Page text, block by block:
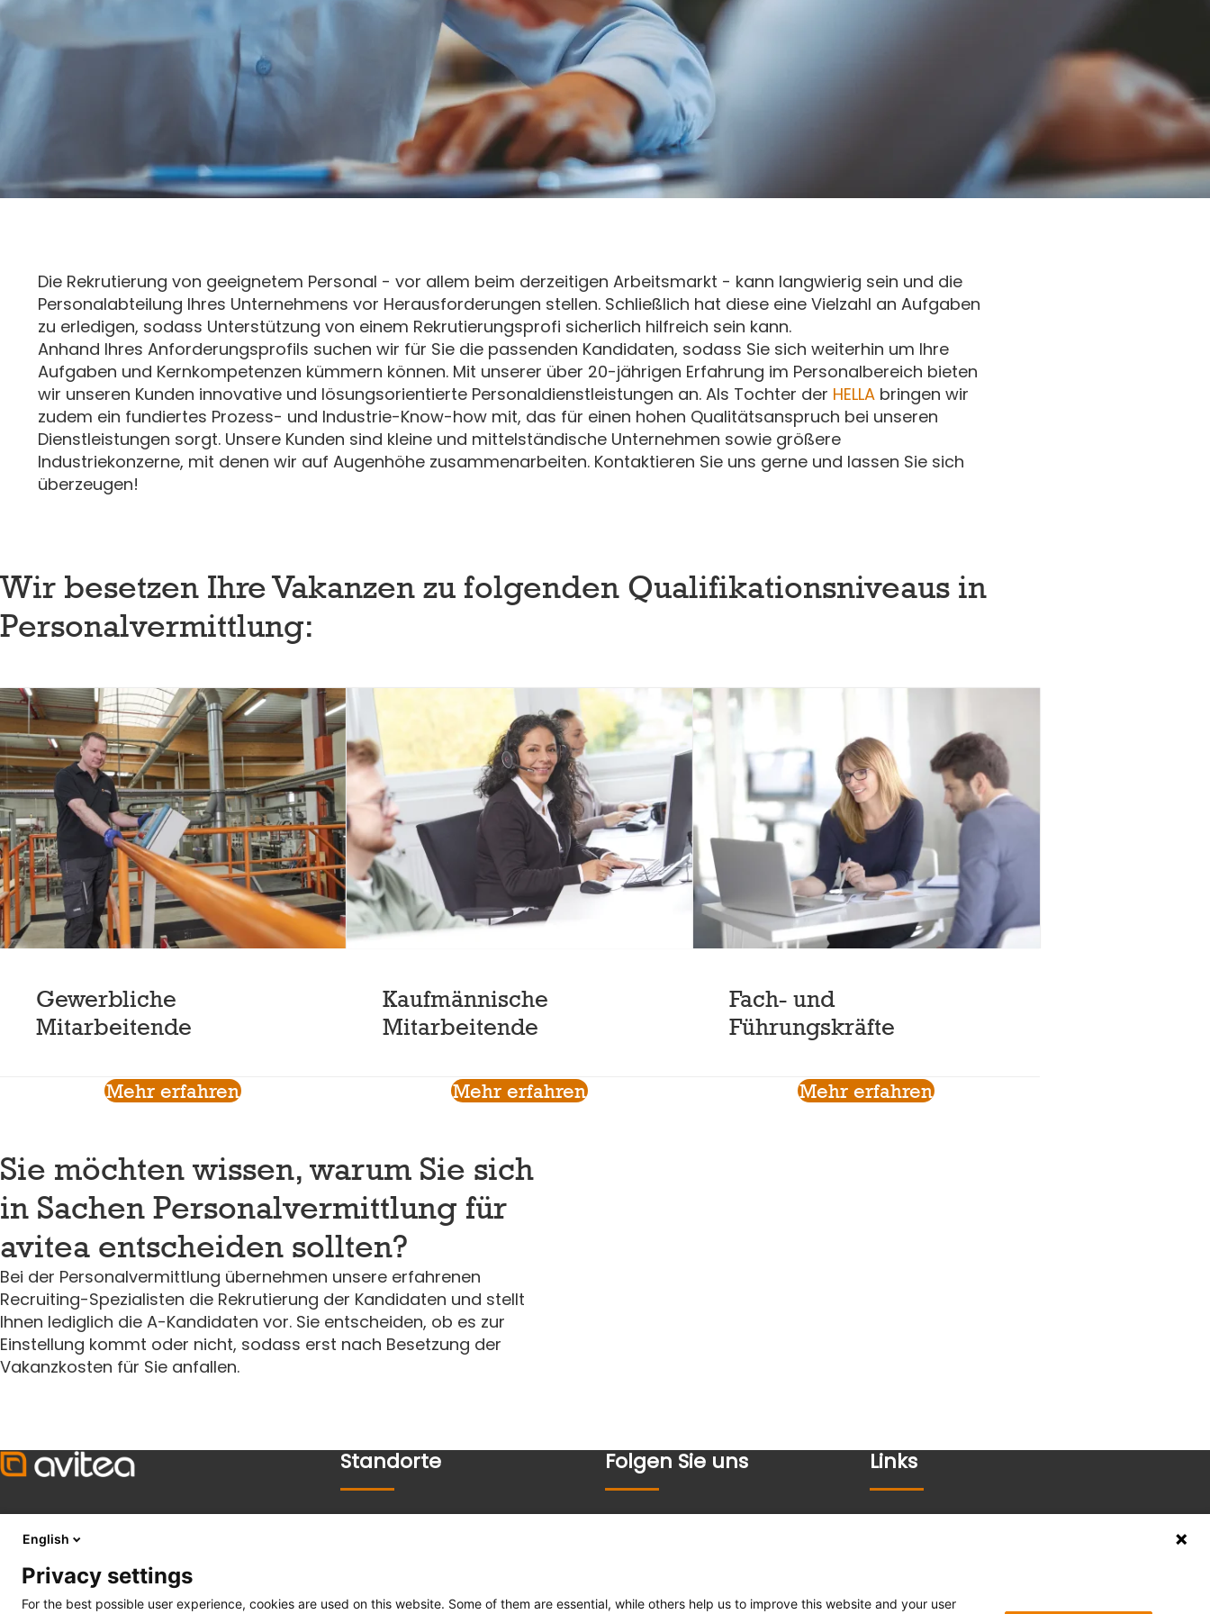
Die Rekrutierung von geeignetem Personal - vor allem beim derzeitigen Arbeitsmarkt - kann langwierig sein und die
Personalabteilung Ihres Unternehmens vor Herausforderungen stellen. Schließlich hat diese eine Vielzahl an Aufgaben
zu erledigen, sodass Unterstützung von einem Rekrutierungsprofi sicherlich hilfreich sein kann.
Anhand Ihres Anforderungsprofils suchen wir für Sie die passenden Kandidaten, sodass Sie sich weiterhin um Ihre
Aufgaben und Kernkompetenzen kümmern können. Mit unserer über 20-jährigen Erfahrung im Personalbereich bieten
wir unseren Kunden innovative und lösungsorientierte Personaldienstleistungen an. Als Tochter der HELLA bringen wir
zudem ein fundiertes Prozess- und Industrie-Know-how mit, das für einen hohen Qualitätsanspruch bei unseren
Dienstleistungen sorgt. Unsere Kunden sind kleine und mittelständische Unternehmen sowie größere
Industriekonzerne, mit denen wir auf Augenhöhe zusammenarbeiten. Kontaktieren Sie uns gerne und lassen Sie sich
überzeugen!
Wir besetzen Ihre Vakanzen zu folgenden Qualifikationsniveaus in
Personalvermittlung:
Gewerbliche
Mitarbeitende
Mehr erfahren
Kaufmännische
Mitarbeitende
Mehr erfahren
Fach- und
Führungskräfte
Mehr erfahren
Sie möchten wissen, warum Sie sich
in Sachen Personalvermittlung für
avitea entscheiden sollten?
Bei der Personalvermittlung übernehmen unsere erfahrenen
Recruiting-Spezialisten die Rekrutierung der Kandidaten und stellt
Ihnen lediglich die A-Kandidaten vor. Sie entscheiden, ob es zur
Einstellung kommt oder nicht, sodass erst nach Besetzung der
Vakanzkosten für Sie anfallen.
avitea GmbH
59557 Lippstadt
Standorte Folgen Sie uns Links
English
Privacy settings
For the best possible user experience, cookies are used on this website. Some of them are essential, while others help us to improve this website and your user